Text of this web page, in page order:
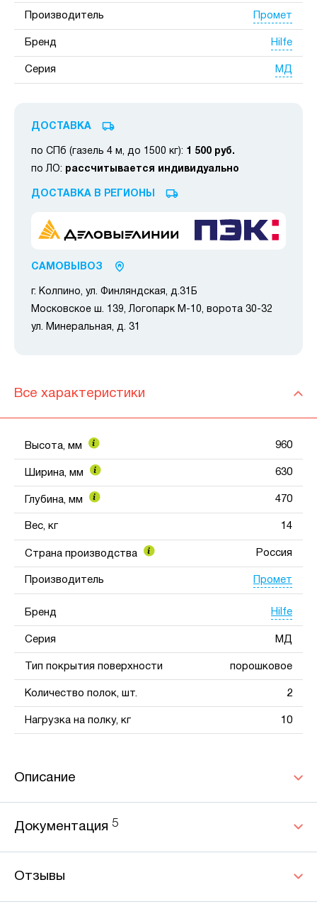
Производитель Промет
Бренд Hilfe
Серия МД
ДОСТАВКА
по СПб (газель 4 м, до 1500 кг): 1 500 руб.
по ЛО: рассчитывается индивидуально
ДОСТАВКА В РЕГИОНЫ
САМОВЫВОЗ
г. Колпино, ул. Финляндская, д.31Б
Московское ш. 139, Логопарк М-10, ворота 30-32
ул. Минеральная, д. 31
Все характеристики
Высота, мм 960
Ширина, мм 630
Глубина, мм 470
Вес, кг 14
Страна производства Россия
Производитель Промет
Бренд Hilfe
Серия МД
Тип покрытия поверхности порошковое
Количество полок, шт. 2
Нагрузка на полку, кг 10
Описание
Документация 5
Отзывы